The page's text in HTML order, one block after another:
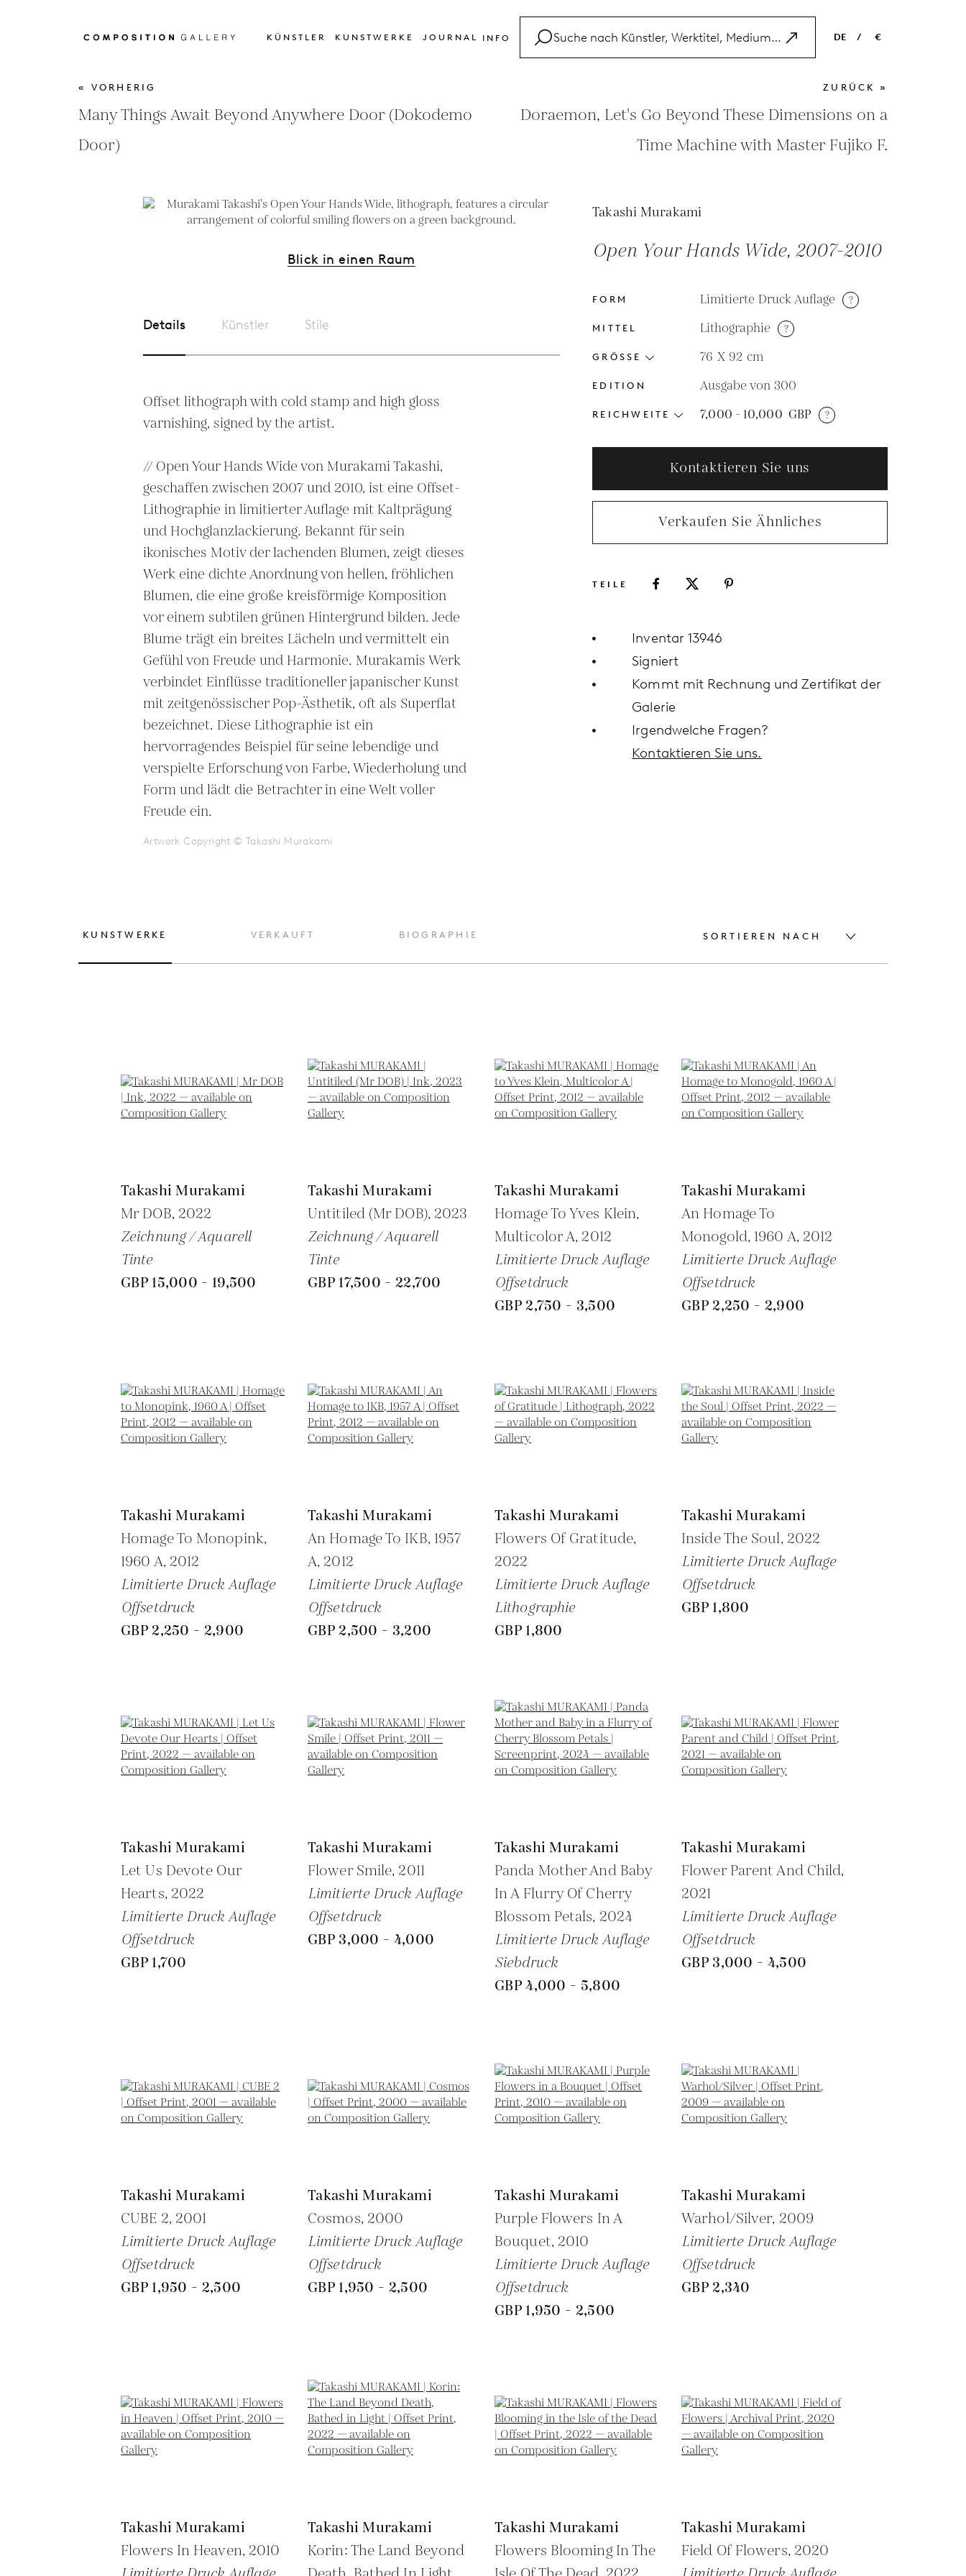
KÜNSTLER KUNSTWERKE JOURNAL INFO DE
NL
ES
FR
/ €
EUR
GBP
« VORHERIG
Many Things Await Beyond Anywhere Door (Dokodemo
Door)
ZURÜCK »
Doraemon, Let's Go Beyond These Dimensions on a
Time Machine with Master Fujiko F.
Blick in einen Raum
Details Künstler Stile
Offset lithograph with cold stamp and high gloss
varnishing, signed by the artist.
// Open Your Hands Wide von Murakami Takashi,
geschaffen zwischen 2007 und 2010, ist eine Offset-
Lithographie in limitierter Auflage mit Kaltprägung
und Hochglanzlackierung. Bekannt für sein
ikonisches Motiv der lachenden Blumen, zeigt dieses
Werk eine dichte Anordnung von hellen, fröhlichen
Blumen, die eine große kreisförmige Komposition
vor einem subtilen grünen Hintergrund bilden. Jede
Blume trägt ein breites Lächeln und vermittelt ein
Gefühl von Freude und Harmonie. Murakamis Werk
verbindet Einflüsse traditioneller japanischer Kunst
mit zeitgenössischer Pop-Ästhetik, oft als Superflat
bezeichnet. Diese Lithographie ist ein
hervorragendes Beispiel für seine lebendige und
verspielte Erforschung von Farbe, Wiederholung und
Form und lädt die Betrachter in eine Welt voller
Freude ein.
Artwork Copyright © Takashi Murakami
Takashi Murakami
Open Your Hands Wide, 2007-2010
FORM Limitierte Druck Auflage ?
MITTEL Lithographie ?
GRÖSSE 76 X 92 cm
EDITION Ausgabe von 300
REICHWEITE 7,000 - 10,000 GBP ?
Kontaktieren Sie uns
Verkaufen Sie Ähnliches
TEILE
Inventar 13946
Signiert
Kommt mit Rechnung und Zertifikat der
Galerie
Irgendwelche Fragen?
Kontaktieren Sie uns.
KUNSTWERKE VERKAUFT BIOGRAPHIE SORTIEREN NACH
Takashi Murakami
Mr DOB, 2022
Zeichnung / Aquarell
Tinte
GBP 15,000 - 19,500
Takashi Murakami
Untitiled (Mr DOB), 2023
Zeichnung / Aquarell
Tinte
GBP 17,500 - 22,700
Takashi Murakami
Homage To Yves Klein,
Multicolor A, 2012
Limitierte Druck Auflage
Offsetdruck
GBP 2,750 - 3,500
Takashi Murakami
An Homage To
Monogold, 1960 A, 2012
Limitierte Druck Auflage
Offsetdruck
GBP 2,250 - 2,900
Takashi Murakami
Homage To Monopink,
1960 A, 2012
Limitierte Druck Auflage
Offsetdruck
GBP 2,250 - 2,900
Takashi Murakami
An Homage To IKB, 1957
A, 2012
Limitierte Druck Auflage
Offsetdruck
GBP 2,500 - 3,200
Takashi Murakami
Flowers Of Gratitude,
2022
Limitierte Druck Auflage
Lithographie
GBP 1,800
Takashi Murakami
Inside The Soul, 2022
Limitierte Druck Auflage
Offsetdruck
GBP 1,800
Takashi Murakami
Let Us Devote Our
Hearts, 2022
Limitierte Druck Auflage
Offsetdruck
GBP 1,700
Takashi Murakami
Flower Smile, 2011
Limitierte Druck Auflage
Offsetdruck
GBP 3,000 - 4,000
Takashi Murakami
Panda Mother And Baby
In A Flurry Of Cherry
Blossom Petals, 2024
Limitierte Druck Auflage
Siebdruck
GBP 4,000 - 5,800
Takashi Murakami
Flower Parent And Child,
2021
Limitierte Druck Auflage
Offsetdruck
GBP 3,000 - 4,500
Takashi Murakami
CUBE 2, 2001
Limitierte Druck Auflage
Offsetdruck
GBP 1,950 - 2,500
Takashi Murakami
Cosmos, 2000
Limitierte Druck Auflage
Offsetdruck
GBP 1,950 - 2,500
Takashi Murakami
Purple Flowers In A
Bouquet, 2010
Limitierte Druck Auflage
Offsetdruck
GBP 1,950 - 2,500
Takashi Murakami
Warhol/Silver, 2009
Limitierte Druck Auflage
Offsetdruck
GBP 2,340
Takashi Murakami
Flowers In Heaven, 2010
Takashi Murakami
Korin: The Land Beyond
Takashi Murakami
Flowers Blooming In The
Takashi Murakami
Field Of Flowers, 2020